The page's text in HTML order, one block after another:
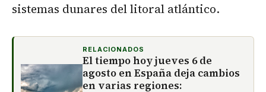
sistemas dunares del litoral atlántico.
RELACIONADOS
El tiempo hoy jueves 6 de
agosto en España deja cambios
en varias regiones: